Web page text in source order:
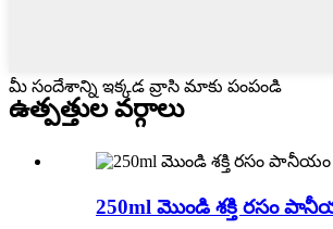
మీ సందేశాన్ని ఇక్కడ వ్రాసి మాకు పంపండి
ఉత్పత్తుల వర్గాలు
250ml మొండి శక్తి రసం